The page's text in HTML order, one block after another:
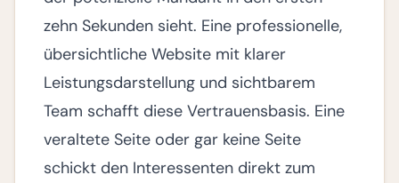
zehn Sekunden sieht. Eine professionelle,
übersichtliche Website mit klarer
Leistungsdarstellung und sichtbarem
Team schafft diese Vertrauensbasis. Eine
veraltete Seite oder gar keine Seite
schickt den Interessenten direkt zum